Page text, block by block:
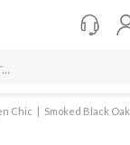
Chic Smoked Black Oak